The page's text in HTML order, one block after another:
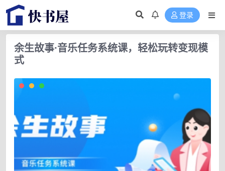
登录
余生故事·音乐任务系统课，轻松玩转变现模
式